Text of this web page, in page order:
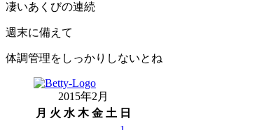
凄いあくびの連続
週末に備えて
体調管理をしっかりしないとね
2015年2月
月 火 水 木 金 土 日